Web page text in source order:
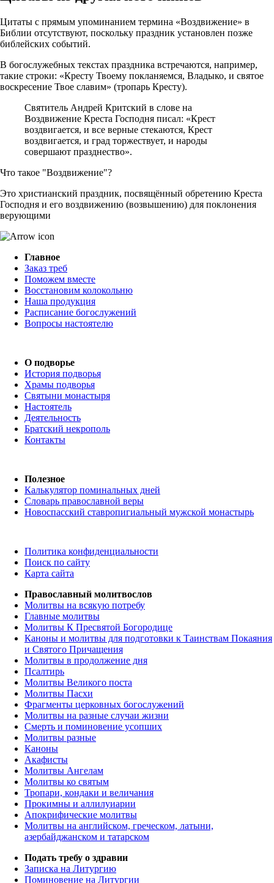
Цитаты с прямым упоминанием термина «Воздвижение» в
Библии отсутствуют, поскольку праздник установлен позже
библейских событий.
В богослужебных текстах праздника встречаются, например,
такие строки: «Кресту Твоему покланяемся, Владыко, и святое
воскресение Твое славим» (тропарь Кресту).
Святитель Андрей Критский в слове на
Воздвижение Креста Господня писал: «Крест
воздвигается, и все верные стекаются, Крест
воздвигается, и град торжествует, и народы
совершают празднество».
Что такое "Воздвижение"?
Это христианский праздник, посвящённый обретению Креста
Господня и его воздвижению (возвышению) для поклонения
верующими
Главное
Заказ треб
Поможем вместе
Восстановим колокольню
Наша продукция
Расписание богослужений
Вопросы настоятелю
О подворье
История подворья
Храмы подворья
Святыни монастыря
Настоятель
Деятельность
Братский некрополь
Контакты
Полезное
Калькулятор поминальных дней
Словарь православной веры
Новоспасский ставропигиальный мужской монастырь
Политика конфиденциальности
Поиск по сайту
Карта сайта
Православный молитвослов
Молитвы на всякую потребу
Главные молитвы
Молитвы К Пресвятой Богородице
Каноны и молитвы для подготовки к Таинствам Покаяния
и Святого Причащения
Молитвы в продолжение дня
Псалтирь
Молитвы Великого поста
Молитвы Пасхи
Фрагменты церковных богослужений
Молитвы на разные случаи жизни
Смерть и поминовение усопших
Молитвы разные
Каноны
Акафисты
Молитвы Ангелам
Молитвы ко святым
Тропари, кондаки и величания
Прокимны и аллилуиарии
Апокрифические молитвы
Молитвы на английском, греческом, латыни,
азербайджанском и татарском
Подать требу о здравии
Записка на Литургию
Поминовение на Литургии